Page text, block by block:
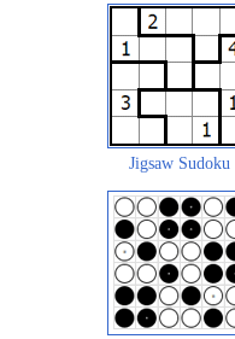
Jigsaw Sudoku